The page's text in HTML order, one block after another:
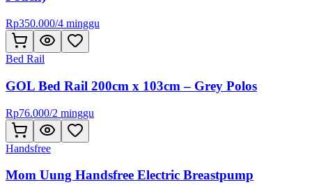
Rp350.000/4 minggu
Bed Rail
GOL Bed Rail 200cm x 103cm – Grey Polos
Rp76.000/2 minggu
Handsfree
Mom Uung Handsfree Electric Breastpump